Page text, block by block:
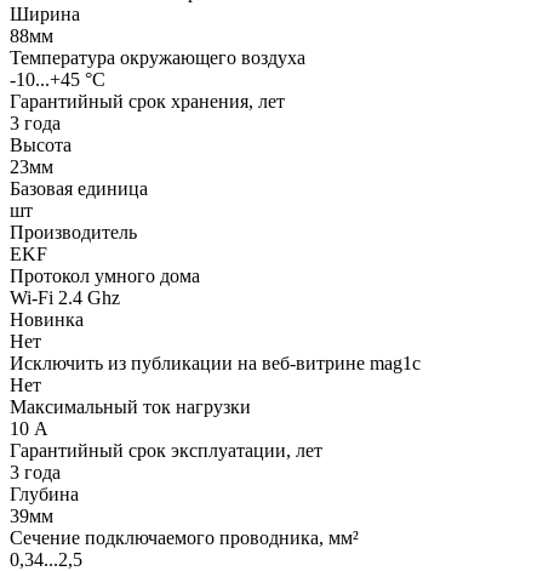
Ширина
88мм
Температура окружающего воздуха
-10...+45 °C
Гарантийный срок хранения, лет
3 года
Высота
23мм
Базовая единица
шт
Производитель
EKF
Протокол умного дома
Wi-Fi 2.4 Ghz
Новинка
Нет
Исключить из публикации на веб-витрине mag1c
Нет
Максимальный ток нагрузки
10 А
Гарантийный срок эксплуатации, лет
3 года
Глубина
39мм
Сечение подключаемого проводника, мм²
0,34...2,5